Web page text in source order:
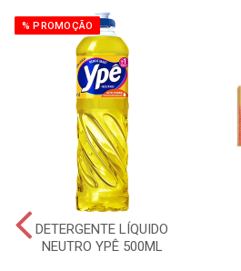
% PROMOÇÃO
DETERGENTE LÍQUIDO
NEUTRO YPÊ 500ML